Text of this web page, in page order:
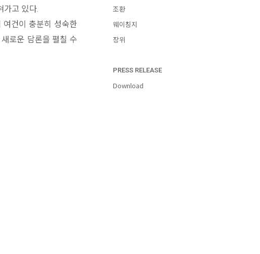
가고 있다.
건이 충분히 성숙한
로운 담론을 펼칠 수
조환
웨이칭지
장위
PRESS RELEASE
Download